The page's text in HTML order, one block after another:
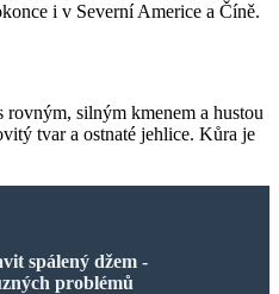
i v Severní Americe a Číně.
silným kmenem a hustou
tvar a ostnaté jehlice. Kůra je
spálený džem -
problémů